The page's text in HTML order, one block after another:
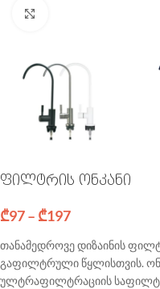
ფილტრის ონკანი
₾97– ₾197
თანამედროვედიზაინის
გაფილტრული წყლისთვის. ო
ულტრაფილტრაციის